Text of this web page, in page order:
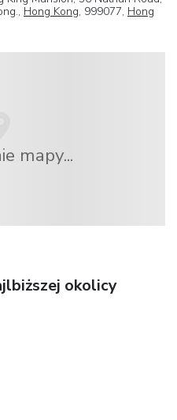
Hong Kong, 999077, Hong
mapy...
okolicy